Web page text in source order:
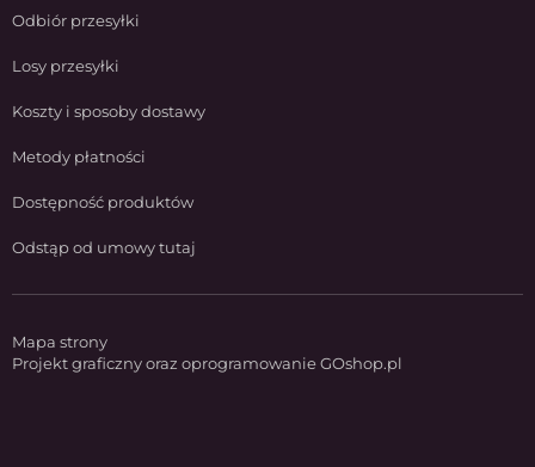
Odbiór przesyłki
Losy przesyłki
Koszty i sposoby dostawy
Metody płatności
Dostępność produktów
Odstąp od umowy tutaj
Mapa strony
Projekt graficzny oraz oprogramowanie GOshop.pl